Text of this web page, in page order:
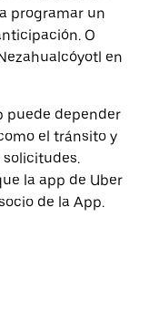
programar un
O
en
puede depender
el tránsito y
la app de Uber
de la App.